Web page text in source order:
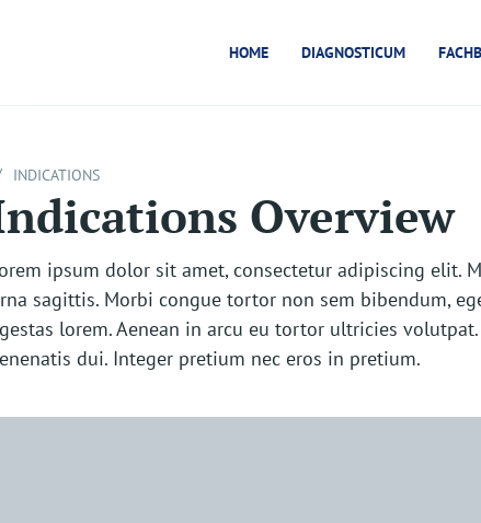
HOME DIAGNOSTICUM
INDICATIONS
Overview
ipsum dolor sit amet, consectetur adipiscing elit.
sagittis. Morbi congue tortor non sem bibendum,
lorem. Aenean in arcu eu tortor ultricies
dui. Integer pretium nec eros in pretium.